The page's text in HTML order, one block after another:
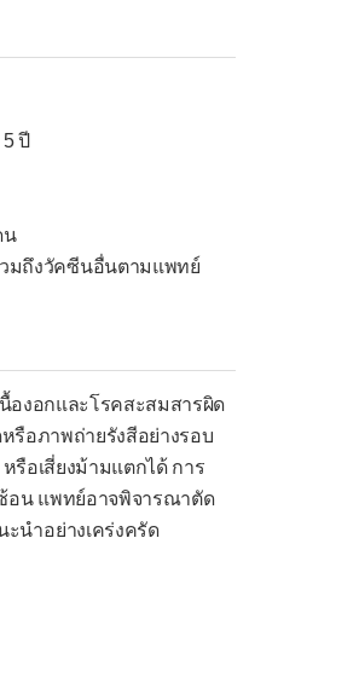
ปี
น
มถึงวัคซีนอื่นตามแพทย์
องอกและโรคสะสมสารผิด
รือภาพถ่ายรังสีอย่างรอบ
รือเสี่ยงม้ามแตกได้ การ
อน แพทย์อาจพิจารณาตัด
นำอย่างเคร่งครัด